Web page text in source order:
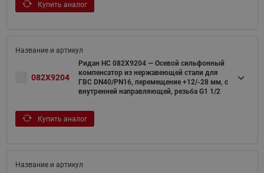
Купить аналог
082X9204
Ридан НС 082X9204 — Осевой сильфонный
компенсатор из нержавеющей стали для
ГВС DN40/PN16, перемещение +12/-28 мм, с
внутренней направляющей, резьба G1 1/2
Купить аналог